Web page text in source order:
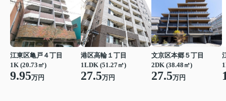
江東区亀戸４丁目
1K (20.73㎡)
9.95万円
港区高輪１丁目
1LDK (51.27㎡)
27.5万円
文京区本郷５丁目
2DK (38.48㎡)
27.5万円